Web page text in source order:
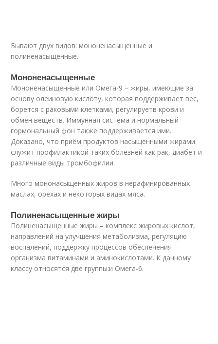
Бывают двух видов: мононенасыщенные и
полиненасыщенные.
Мононенасыщенные
Мононенасыщенные или Омега-9 – жиры, имеющие за
основу олеиновую кислоту, которая поддерживает вес,
борется с раковыми клетками, регулируетв крови и
обмен веществ. Иммунная система и нормальный
гормональный фон также поддерживается ими.
Доказано, что приём продуктов насыщенными жирами
служит профилактикой таких болезней как рак, диабет и
различные виды тромбофилии.
Много мононасыщенных жиров в нерафинированных
маслах, орехах и некоторых видах мяса.
Полиненасыщенные жиры
Полиненасыщенные жиры – комплекс жировых кислот,
направлений на улучшения метаболизма, регуляцию
воспалений, поддержку процессов обеспечения
организма витаминами и аминокислотами. К данному
классу относятся две группы:и Омега-6.